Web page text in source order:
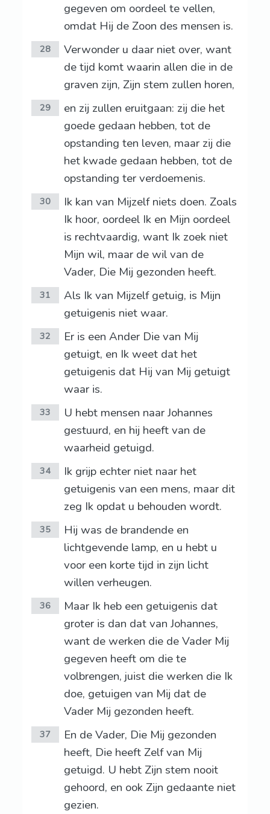
gegeven om oordeel te vellen,
omdat Hij de Zoon des mensen is.
28
Verwonder u daar niet over, want
de tijd komt waarin allen die in de
graven zijn, Zijn stem zullen horen,
29
en zij zullen eruitgaan: zij die het
goede gedaan hebben, tot de
opstanding ten leven, maar zij die
het kwade gedaan hebben, tot de
opstanding ter verdoemenis.
30
Ik kan van Mijzelf niets doen. Zoals
Ik hoor, oordeel Ik en Mijn oordeel
is rechtvaardig, want Ik zoek niet
Mijn wil, maar de wil van de
Vader, Die Mij gezonden heeft.
31
Als Ik van Mijzelf getuig, is Mijn
getuigenis niet waar.
32
Er is een Ander Die van Mij
getuigt, en Ik weet dat het
getuigenis dat Hij van Mij getuigt
waar is.
33
U hebt mensen naar Johannes
gestuurd, en hij heeft van de
waarheid getuigd.
34
Ik grijp echter niet naar het
getuigenis van een mens, maar dit
zeg Ik opdat u behouden wordt.
35
Hij was de brandende en
lichtgevende lamp, en u hebt u
voor een korte tijd in zijn licht
willen verheugen.
36
Maar Ik heb een getuigenis dat
groter is dan dat van Johannes,
want de werken die de Vader Mij
gegeven heeft om die te
volbrengen, juist die werken die Ik
doe, getuigen van Mij dat de
Vader Mij gezonden heeft.
37
En de Vader, Die Mij gezonden
heeft, Die heeft Zelf van Mij
getuigd. U hebt Zijn stem nooit
gehoord, en ook Zijn gedaante niet
gezien.